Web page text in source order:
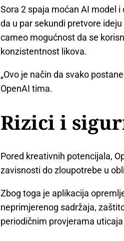
Sora 2 spaja moćan AI model
da u par sekundi pretvore
cameo mogućnost da se
konzistentnost likova.
„Ovo je način da svako
OpenAI tima.
Rizici i
Pored kreativnih potencijala,
zavisnosti do zloupotrebe u
Zbog toga je aplikacija
neprimjerenog sadržaja,
periodičnim provjerama